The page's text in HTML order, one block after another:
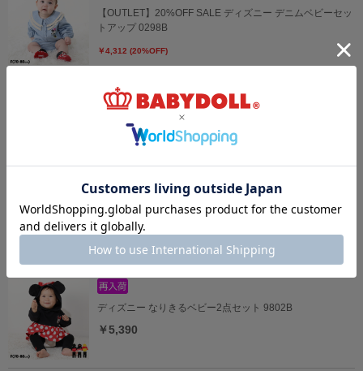
【OUTLET】20%OFF SALE ディズニー デニムベビーセッ
トアップ 0298B
￥4,312 (20%OFF)
ディズニー ベビー3点セット 0141B
￥5,940
ディズニー おしりキャラクターべビータイツ 9604
￥1,980
ディズニー なりきるベビー2点セット 9802B
￥5,390